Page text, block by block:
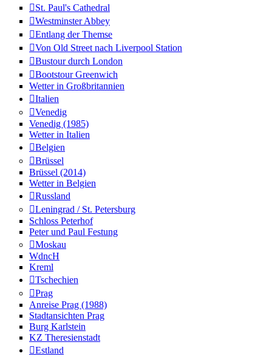
St. Paul's Cathedral
Westminster Abbey
Entlang der Themse
Von Old Street nach Liverpool Station
Bustour durch London
Bootstour Greenwich
Wetter in Großbritannien
Italien
Venedig
Venedig (1985)
Wetter in Italien
Belgien
Brüssel
Brüssel (2014)
Wetter in Belgien
Russland
Leningrad / St. Petersburg
Schloss Peterhof
Peter und Paul Festung
Moskau
WdncH
Kreml
Tschechien
Prag
Anreise Prag (1988)
Stadtansichten Prag
Burg Karlstein
KZ Theresienstadt
Estland